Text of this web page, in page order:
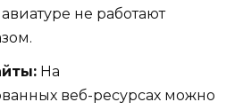
не работают
На
веб-ресурсах можно